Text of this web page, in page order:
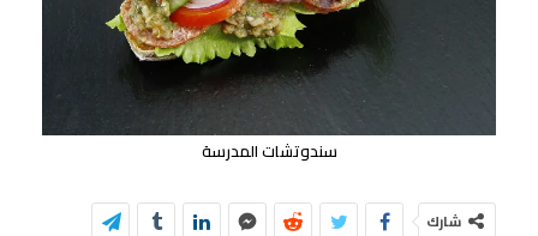
سندوتشات المدرسة
شارك